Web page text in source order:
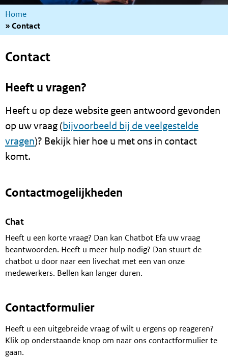
Kruimelpad
Home
Contact
Contact
Heeft u vragen?
Heeft u op deze website geen antwoord gevonden
op uw vraag (bijvoorbeeld bij de veelgestelde
vragen)? Bekijk hier hoe u met ons in contact
komt.
Contactmogelijkheden
Chat
Heeft u een korte vraag? Dan kan Chatbot Efa uw vraag
beantwoorden. Heeft u meer hulp nodig? Dan stuurt de
chatbot u door naar een livechat met een van onze
medewerkers. Bellen kan langer duren.
Contactformulier
Heeft u een uitgebreide vraag of wilt u ergens op reageren?
Klik op onderstaande knop om naar ons contactformulier te
gaan.